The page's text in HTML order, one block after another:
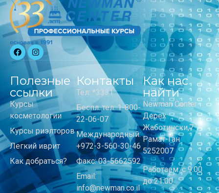
Полезные
ссылки
Курсы
косметологии
Курсы риэлторов
Легкий иврит
Как добраться?
Контакты
Тел: *3331
Беспл. тел: 1-800-
22-06-07
Международный:
+972-3-560-30-46
Факс: 03-5662592
Email:
info@newman.co.il
Как нас
найти
Newman Center
Дерех
Жаботински,7
Рамат-Ган
5252007
Работаем: с 9:00
до 21:00